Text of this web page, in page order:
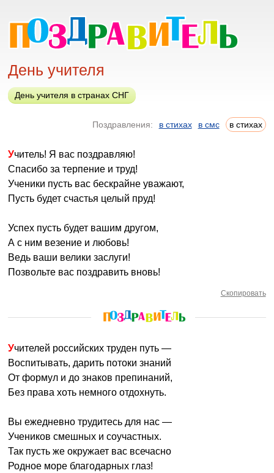
День учителя
День учителя в странах СНГ
Поздравления: в стихах в смс в стихах
Учитель! Я вас поздравляю!
Спасибо за терпение и труд!
Ученики пусть вас бескрайне уважают,
Пусть будет счастья целый пруд!
Успех пусть будет вашим другом,
А с ним везение и любовь!
Ведь ваши велики заслуги!
Позвольте вас поздравить вновь!
Скопировать
Учителей российских труден путь —
Воспитывать, дарить потоки знаний
От формул и до знаков препинаний,
Без права хоть немного отдохнуть.
Вы ежедневно трудитесь для нас —
Учеников смешных и соучастных.
Так пусть же окружает вас всечасно
Родное море благодарных глаз!